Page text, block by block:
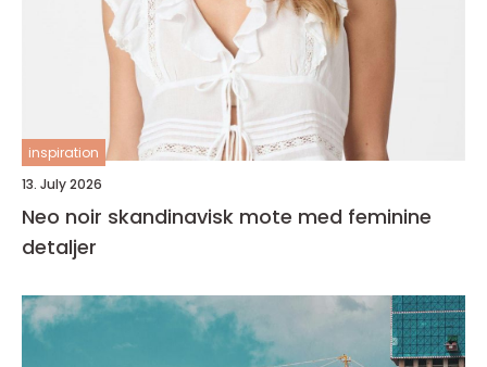
inspiration
13. July 2026
Neo noir skandinavisk mote med feminine
detaljer